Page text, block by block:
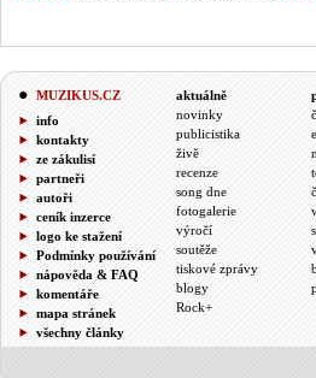
MUZIKUS.CZ
info
kontakty
ze zákulisí
partneři
autoři
ceník inzerce
logo ke stažení
Podmínky používání
nápověda & FAQ
komentáře
mapa stránek
všechny články
aktuálně
novinky
publicistika
živě
recenze
song dne
fotogalerie
výročí
soutěže
tiskové zprávy
blogy
Rock+